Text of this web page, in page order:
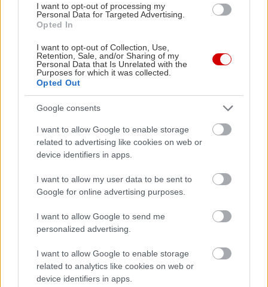
I want to opt-out of processing my
Personal Data for Targeted Advertising.
Opted In
I want to opt-out of Collection, Use,
Retention, Sale, and/or Sharing of my
Personal Data that Is Unrelated with the
Purposes for which it was collected.
Opted Out
Google consents
I want to allow Google to enable storage
related to advertising like cookies on web or
device identifiers in apps.
I want to allow my user data to be sent to
Google for online advertising purposes.
I want to allow Google to send me
personalized advertising.
I want to allow Google to enable storage
related to analytics like cookies on web or
device identifiers in apps.
Διαβάστε επίσης
Εθνικού Θεάτρου